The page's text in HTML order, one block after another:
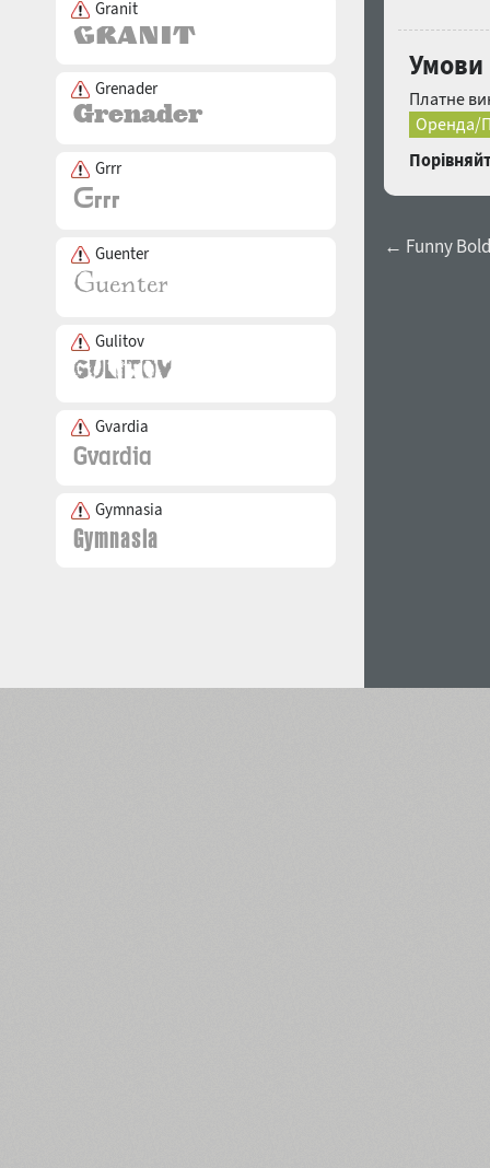
Granit
Grenader
Grrr
Guenter
Gulitov
Gvardia
Gymnasia
Умови
Платне
Оренда/
← Funny Bold